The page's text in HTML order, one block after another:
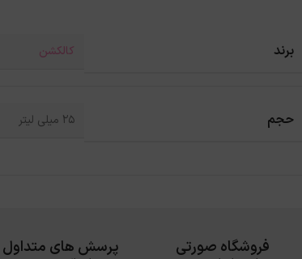
برند کالکشن
حجم 25 میلی لیتر
فروشگاه صورتی پرسش های متداول